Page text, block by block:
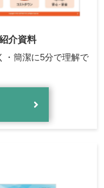
介資料
・簡潔に5分で理解で